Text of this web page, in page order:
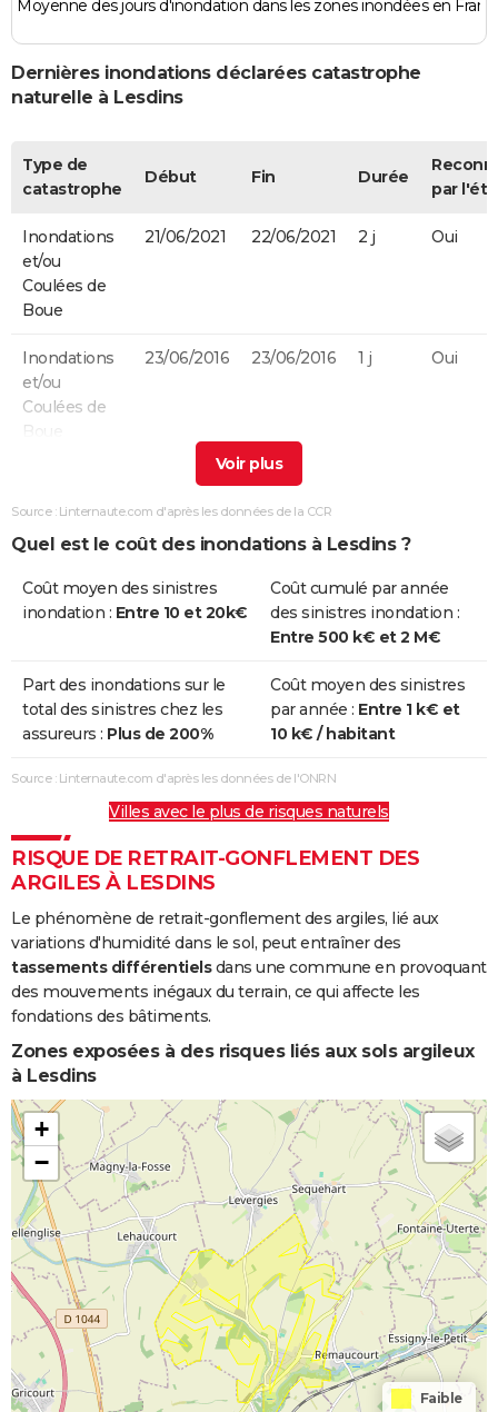
Moyenne des jours d'inondation dans les zones inondées en
Dernières inondations déclarées catastrophe
naturelle à Lesdins
Type de
catastrophe
Début Fin Durée
par
Inondations
et/ou
Coulées de
Boue
21/06/2021 22/06/2021 2 j Oui
Inondations
et/ou
Coulées de
Boue
23/06/2016 23/06/2016 1 j Oui
et/ou
Boue
11/09/2008 11/09/2008
Inondations
et/ou
25/12/1999 29/12/1999 5 j Non
Inondations
et/ou
Coulées de
07/05/1999 07/05/1999 1 j Oui
Inondations
et/ou
Coulées de
Boue
Inondations
et/ou
Coulées de
20/06/1986 20/06/1986 1 j Oui
Source : Linternaute.com d'après les données de la CCR
Quel est le coût des inondations à Lesdins ?
Coût moyen des sinistres
inondation : Entre 10 et 20k€
Coût cumulé par année
des sinistres inondation :
Entre 500 k€ et 2 M€
Part des inondations sur le
total des sinistres chez les
assureurs : Plus de 200%
Coût moyen des sinistres
par année : Entre 1 k€ et
10 k€ / habitant
Source : Linternaute.com d'après les données de l'ONRN
Villes avec le plus de risques naturels
RISQUE DE RETRAIT-GONFLEMENT DES
ARGILES À LESDINS
Le phénomène de retrait-gonflement des argiles, lié aux
variations d'humidité dans le sol, peut entraîner des
tassements différentielsdans une commune en provoquant
des mouvements inégaux du terrain, ce qui affecte les
fondations des bâtiments.
Zones exposées à des risques liés aux sols argileux
à Lesdins
+
−
Faible